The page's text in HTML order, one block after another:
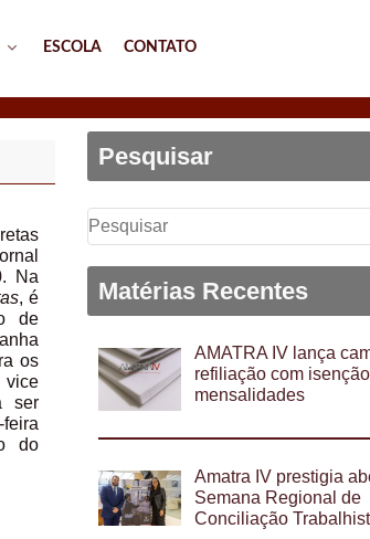
ESCOLA CONTATO
Na
, é
de
os
ser
do
Pesquisar
Pesquisar
por:
Matérias Recentes
AMATRA IV lança
refiliação com
mensalidades
Amatra IV prestigia
Semana Regional de
Conciliação